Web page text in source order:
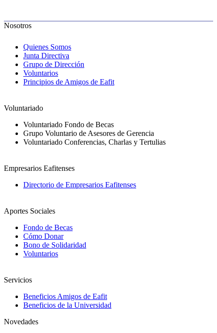
Nosotros
Quienes Somos
Junta Directiva
Grupo de Dirección
Voluntarios
Principios de Amigos de Eafit
Voluntariado
Voluntariado Fondo de Becas
Grupo Voluntario de Asesores de Gerencia
Voluntariado Conferencias, Charlas y Tertulias
Empresarios Eafitenses
Directorio de Empresarios Eafitenses
Aportes Sociales
Fondo de Becas
Cómo Donar
Bono de Solidaridad
Voluntarios
Servicios
Beneficios Amigos de Eafit
Beneficios de la Universidad
Novedades